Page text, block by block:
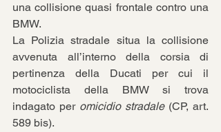
una collisione quasi frontale contro una
BMW.
La Polizia stradale situa la collisione
avvenuta all’interno della corsia di
pertinenza della Ducati per cui il
motociclista della BMW si trova
indagato per omicidio stradale (CP, art.
589 bis).